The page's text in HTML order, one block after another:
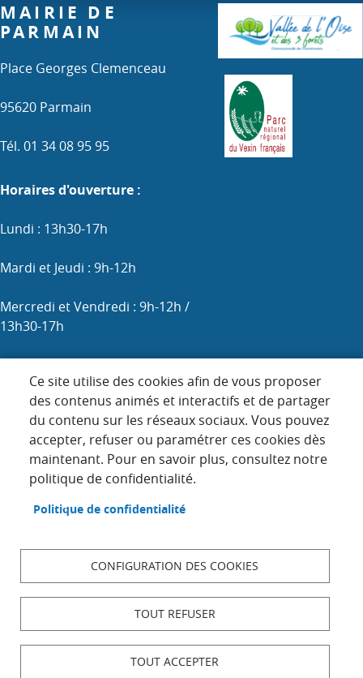
Ce site utilise des cookies afin de vous proposer
des contenus animés et interactifs et de partager
du contenu sur les réseaux sociaux. Vous pouvez
accepter, refuser ou paramétrer ces cookies dès
maintenant. Pour en savoir plus, consultez notre
politique de confidentialité.
Politique de confidentialité
CONFIGURATION DES COOKIES
TOUT REFUSER
TOUT ACCEPTER
MAIRIE DE
PARMAIN
Place Georges Clemenceau
95620 Parmain
Tél. 01 34 08 95 95
Horaires d'ouverture :
Lundi : 13h30-17h
Mardi et Jeudi : 9h-12h
Mercredi et Vendredi : 9h-12h /
13h30-17h
Menu
Pied
page
ACCUEIL
PLAN DU SITE
CONTACT
DONNÉES PERSONNELLES
ACCESSIBILITÉ : NON CONFORME
S'IDENTIFIER